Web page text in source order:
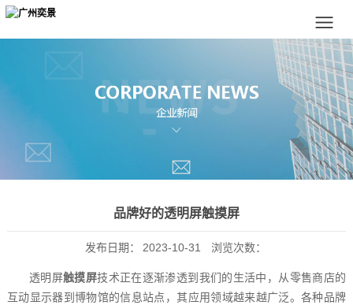
品牌好的透明屏触摸屏
发布日期： 2023-10-31 浏览次数：
透明屏触摸屏技术正在逐渐渗透到我们的生活中，从零售商店的
互动显示器到博物馆的信息站点，其应用领域越来越广泛。各种品牌